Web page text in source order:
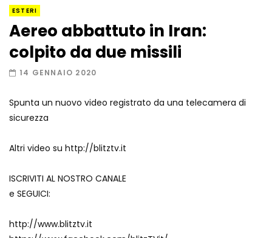
Amiocuggino fa saltare in aria il drone
ESTERI
Aereo abbattuto in Iran:
colpito da due missili
14 GENNAIO 2020
Spunta un nuovo video registrato da una telecamera di
sicurezza
Altri video su http://blitztv.it
ISCRIVITI AL NOSTRO CANALE
e SEGUICI:
http://www.blitztv.it